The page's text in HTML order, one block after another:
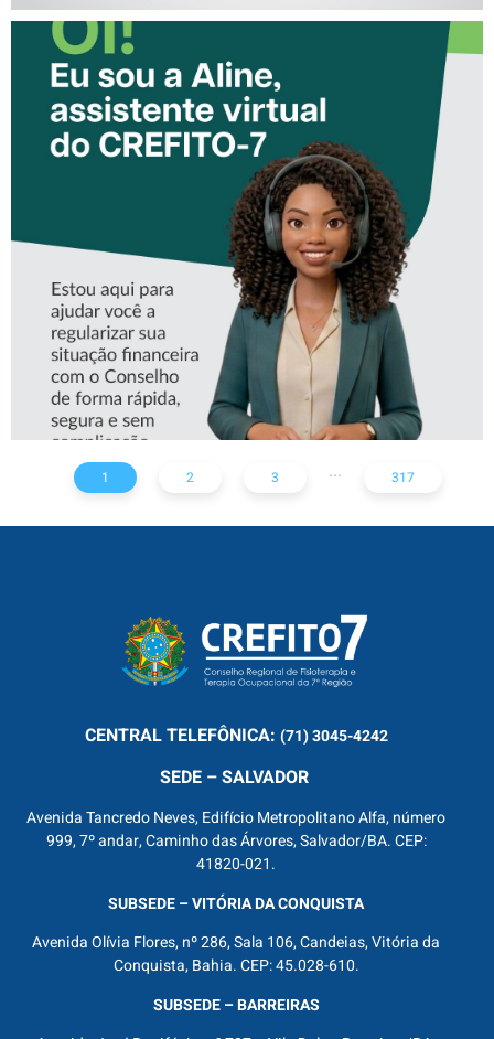
CONHEÇA A ‘ALINE’,
ASSISTENTE VIRTUAL DO
CREFITO-7
1 2 3 ... 317
CENTRALTELEFÔNICA: (71) 3045-4242
SEDE – SALVADOR
Avenida Tancredo Neves, Edifício Metropolitano Alfa, número
999, 7º andar, Caminho das Árvores, Salvador/BA. CEP:
41820-021.
SUBSEDE – VITÓRIA DA CONQUISTA
Avenida Olívia Flores, nº 286, Sala 106, Candeias, Vitória da
Conquista, Bahia. CEP: 45.028-610.
SUBSEDE – BARREIRAS